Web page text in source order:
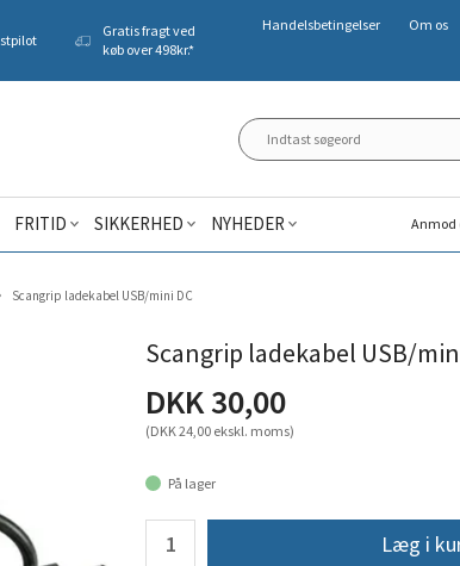
Gratis fragt ved
køb over 498kr.*
Handelsbetingelser Om os
FRITID SIKKERHED NYHEDER Anmod
Scangrip ladekabel USB/mini DC
Scangrip ladekabel USB/
DKK 30,00
(DKK 24,00 ekskl. moms)
På lager
Læg i